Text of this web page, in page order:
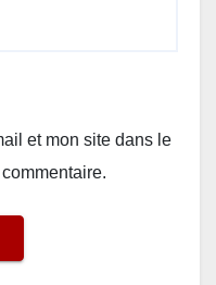
et mon site dans le